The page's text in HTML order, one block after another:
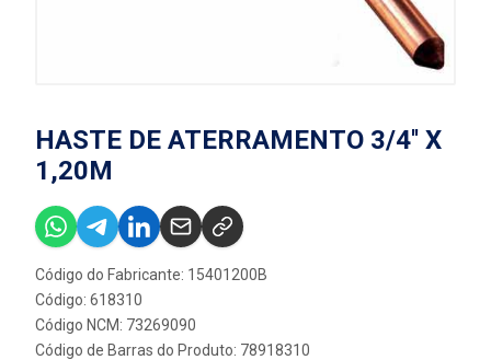
HASTE DE ATERRAMENTO 3/4'' X
1,20M
Código do Fabricante: 15401200B
Código: 618310
Código NCM: 73269090
Código de Barras do Produto: 78918310